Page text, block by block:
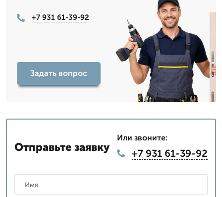
+7 931 61-39-92
Задать вопрос
Отправьте заявку
Или звоните:
+7 931 61-39-92